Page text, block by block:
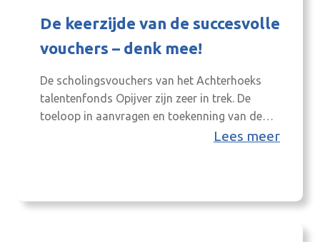
De keerzijde van de succesvolle
vouchers – denk mee!
De scholingsvouchers van het Achterhoeks
talentenfonds Opijver zijn zeer in trek. De
toeloop in aanvragen en toekenning van de
vouchers is zelfs zo groot, dat het budget
hun ontwikkeling. Daarom wordt nu
Lees meer